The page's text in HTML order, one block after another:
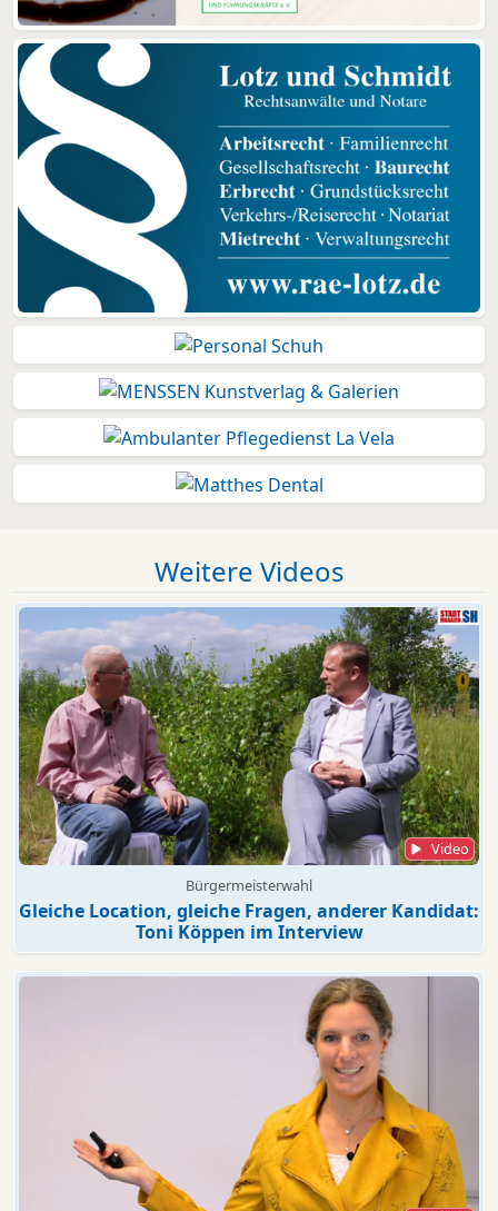
Weitere Videos
Video
Bürgermeisterwahl
Gleiche Location, gleiche Fragen, anderer Kandidat:
Toni Köppen im Interview